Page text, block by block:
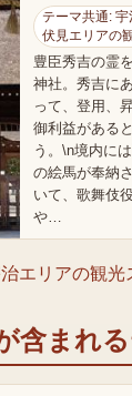
テーマ共通: 宇
伏見エリアの
豊臣秀吉の霊
神社。秀吉に
って、登用、
御利益がある
う。\n境内に
の絵馬が奉納
いて、歌舞伎
や…
エリアの観光
含まれ